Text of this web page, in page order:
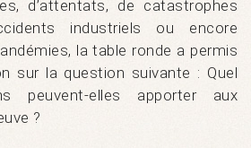
d’attentats, de catastrophes
industriels ou encore
la table ronde a permis
sur la question suivante : Quel
peuvent-elles apporter aux
?